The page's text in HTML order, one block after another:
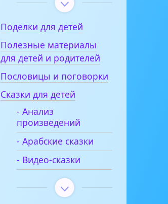
Поделки для детей
Полезные материалы
для детей и родителей
Пословицы и поговорки
Сказки для детей
- Анализ
произведений
- Арабские сказки
- Видео-сказки